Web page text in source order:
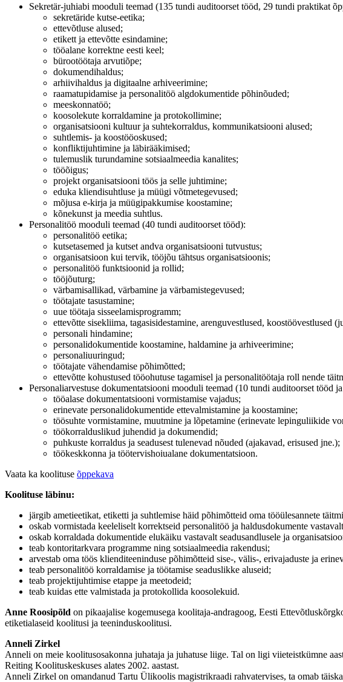
Sekretär-juhiabi mooduli teemad (135 tundi auditoorset tööd, 29 tundi praktikat
sekretäride kutse-eetika;
ettevõtluse alused;
etikett ja ettevõtte esindamine;
tööalane korrektne eesti keel;
bürootöötaja arvutiõpe;
dokumendihaldus;
arhiivihaldus ja digitaalne arhiveerimine;
raamatupidamise ja personalitöö algdokumentide põhinõuded;
meeskonnatöö;
koosolekute korraldamine ja protokollimine;
organisatsiooni kultuur ja suhtekorraldus, kommunikatsiooni alused;
suhtlemis- ja koostööoskused;
konfliktijuhtimine ja läbirääkimised;
tulemuslik turundamine sotsiaalmeedia kanalites;
tööõigus;
projekt organisatsiooni töös ja selle juhtimine;
eduka kliendisuhtluse ja müügi võtmetegevused;
mõjusa e-kirja ja müügipakkumise koostamine;
kõnekunst ja meedia suhtlus.
Personalitöö mooduli teemad (40 tundi auditoorset tööd):
personalitöö eetika;
kutsetasemed ja kutset andva organisatsiooni tutvustus;
organisatsioon kui tervik, tööjõu tähtsus organisatsioonis;
personalitöö funktsioonid ja rollid;
tööjõuturg;
värbamisallikad, värbamine ja värbamistegevused;
töötajate tasustamine;
uue töötaja sisseelamisprogramm;
ettevõtte sisekliima, tagasisidestamine, arenguvestlused, koostöövestlused
personali hindamine;
personalidokumentide koostamine, haldamine ja arhiveerimine;
personaliuuringud;
töötajate vähendamise põhimõtted;
ettevõtte kohustused tööohutuse tagamisel ja personalitöötaja roll nende
Personaliarvestuse dokumentatsiooni mooduli teemad (10 tundi auditoorset tööd
tööalase dokumentatsiooni vormistamise vajadus;
erinevate personalidokumentide ettevalmistamine ja koostamine;
töösuhte vormistamine, muutmine ja lõpetamine (erinevate lepinguliikide
töökorralduslikud juhendid ja dokumendid;
puhkuste korraldus ja seadusest tulenevad nõuded (ajakavad, erisused jne.);
töökeskkonna ja töötervishoiualane dokumentatsioon.
Vaata ka koolituse õppekava
Koolituse läbinu:
järgib ametieetikat, etiketti ja suhtlemise häid põhimõtteid oma tööülesannete
oskab vormistada keeleliselt korrektseid personalitöö ja haldusdokumente
oskab korraldada dokumentide elukäiku vastavalt seadusandlusele ja
teab kontoritarkvara programme ning sotsiaalmeedia rakendusi;
arvestab oma töös klienditeeninduse põhimõtteid sise-, välis-, erivajaduste ja
teab personalitöö korraldamise ja töötamise seaduslikke aluseid;
teab projektijuhtimise etappe ja meetodeid;
teab kuidas ette valmistada ja protokollida koosolekuid.
Anne Roosipõld on pikaajalise kogemusega koolitaja-andragoog, Eesti
etiketialaseid koolitusi ja teeninduskoolitusi.
Anneli Zirkel
Anneli on meie koolitusosakonna juhataja ja juhatuse liige. Tal on ligi viieteistkümne
Reiting Koolituskeskuses alates 2002. aastast.
Anneli Zirkel on omandanud Tartu Ülikoolis magistrikraadi rahvatervises, ta omab